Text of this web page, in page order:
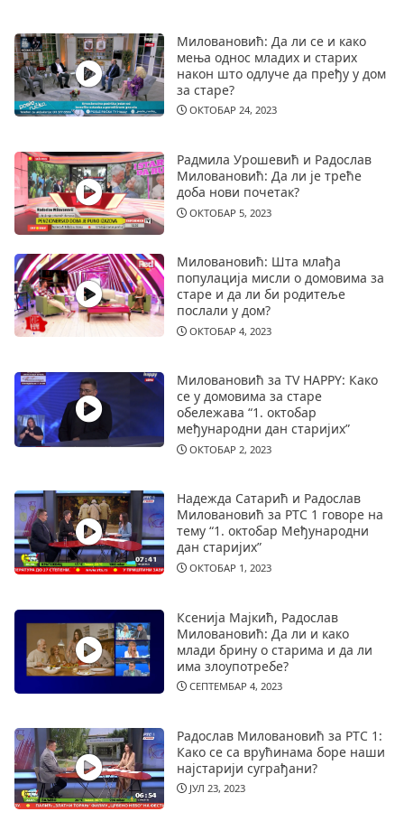
Миловановић: Да ли се и како
мења однос младих и старих
након што одлуче да пређу у дом
за старе?
ОКТОБАР 24, 2023
Радмила Урошевић и Радослав
Миловановић: Да ли је треће
доба нови почетак?
ОКТОБАР 5, 2023
Миловановић: Шта млађа
популација мисли о домовима за
старе и да ли би родитеље
послали у дом?
ОКТОБАР 4, 2023
Миловановић за TV HAPPY: Како
се у домовима за старе
обележава “1. октобар
међународни дан старијих”
ОКТОБАР 2, 2023
Надежда Сатарић и Радослав
Миловановић за РТС 1 говоре на
тему “1. октобар Међународни
дан старијих”
ОКТОБАР 1, 2023
Ксенија Мајкић, Радослав
Миловановић: Да ли и како
млади брину о старима и да ли
има злоупотребе?
СЕПТЕМБАР 4, 2023
Радослав Миловановић за РТС 1:
Како се са врућинама боре наши
најстарији суграђани?
ЈУЛ 23, 2023